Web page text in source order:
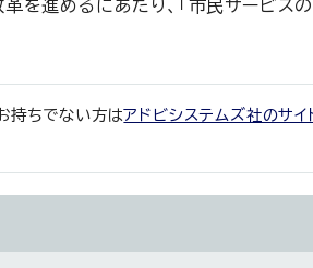
進めるにあたり、「市民サービス
持ちでない方はアドビシステムズ社のサイ